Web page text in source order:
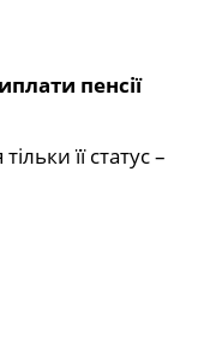
пенсії
її статус –